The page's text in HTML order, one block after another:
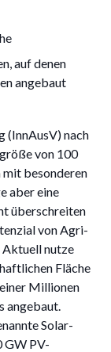
auf denen
angebaut
(InnAusV) nach
von 100
besonderen
aber eine
überschreiten
von Agri-
Aktuell nutze
Fläche
Millionen
angebaut.
Solar-
GW PV-